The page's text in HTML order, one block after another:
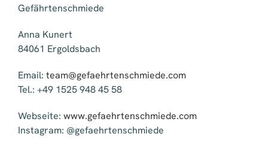
Gefährtenschmiede
Anna Kunert
84061 Ergoldsbach
Email: team@gefaehrtenschmiede.com
Tel.: +49 1525 948 45 58
Webseite: www.gefaehrtenschmiede.com
Instagram: @gefaehrtenschmiede